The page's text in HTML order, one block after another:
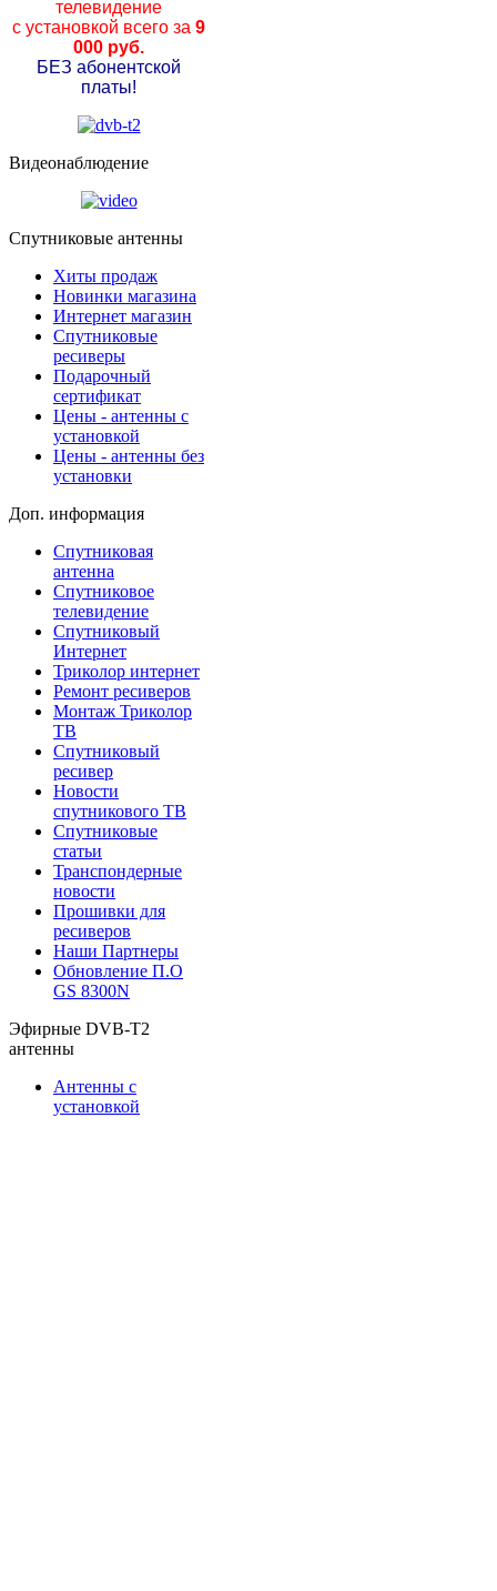
телевидение
с установкой всего за 9
000 руб.
БЕЗ абонентской
платы!
Видеонаблюдение
Спутниковые антенны
Хиты продаж
Новинки магазина
Интернет магазин
Спутниковые
ресиверы
Подарочный
сертификат
Цены - антенны с
установкой
Цены - антенны без
установки
Доп. информация
Спутниковая
антенна
Спутниковое
телевидение
Спутниковый
Интернет
Триколор интернет
Ремонт ресиверов
Монтаж Триколор
ТВ
Спутниковый
ресивер
Новости
спутникового ТВ
Спутниковые
статьи
Транспондерные
новости
Прошивки для
ресиверов
Наши Партнеры
Обновление П.О
GS 8300N
Эфирные DVB-T2
антенны
Антенны с
установкой